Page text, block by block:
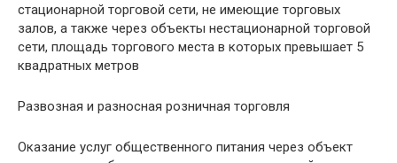
стационарной торговой сети, не имеющие торговых
залов, а также через объекты нестационарной торговой
сети, площадь торгового места в которых превышает 5
квадратных метров
Развозная и разносная розничная торговля
Оказание услуг общественного питания через объект